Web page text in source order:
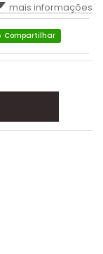
mais informações
Compartilhar